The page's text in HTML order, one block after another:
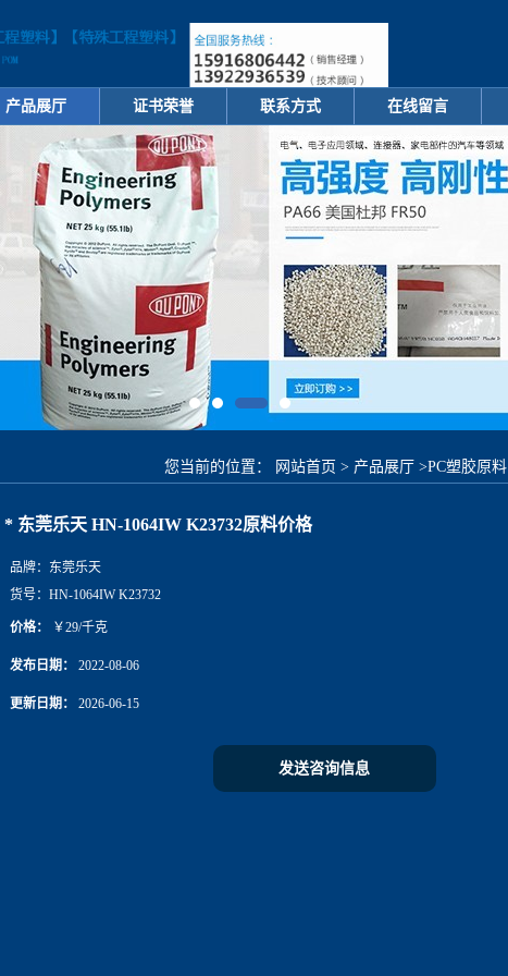
产品展厅 证书荣誉 联系方式 在线留言
您当前的位置： 网站首页 > 产品展厅 >PC塑胶原料
* 东莞乐天 HN-1064IW K23732原料价格
品牌： 东莞乐天
货号： HN-1064IW K23732
价格： ￥29/千克
发布日期： 2022-08-06
更新日期： 2026-06-15
发送咨询信息